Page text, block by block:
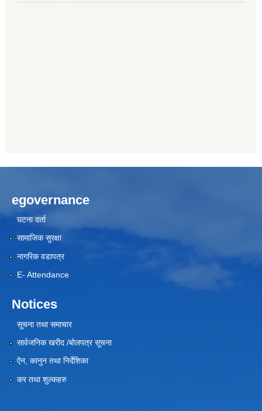
egovernance
घटना दर्ता
सामाजिक सुरक्षा
नागरिक वडापत्र
E- Attendance
Notices
सूचना तथा समाचार
सार्वजनिक खरीद /बोलपत्र सूचना
ऐन, कानुन तथा निर्देशिका
कर तथा शुल्कहरु